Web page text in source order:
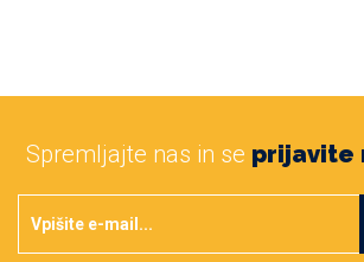
Spremljajte nas in se prijavite